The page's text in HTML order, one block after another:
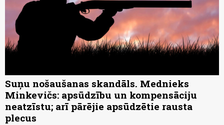
Suņu nošaušanas skandāls. Mednieks
Minkevičs: apsūdzību un kompensāciju
neatzīstu; arī pārējie apsūdzētie rausta
plecus